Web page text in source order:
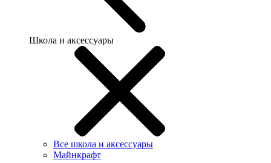
Школа и аксессуары
Все школа и аксессуары
Майнкрафт